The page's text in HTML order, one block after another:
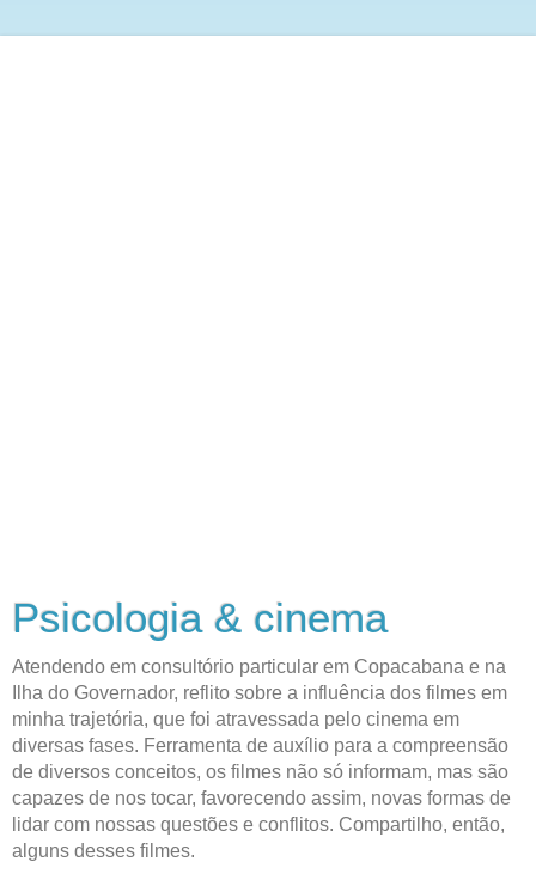
Psicologia & cinema
Atendendo em consultório particular em Copacabana e na
Ilha do Governador, reflito sobre a influência dos filmes em
minha trajetória, que foi atravessada pelo cinema em
diversas fases. Ferramenta de auxílio para a compreensão
de diversos conceitos, os filmes não só informam, mas são
capazes de nos tocar, favorecendo assim, novas formas de
lidar com nossas questões e conflitos. Compartilho, então,
alguns desses filmes.